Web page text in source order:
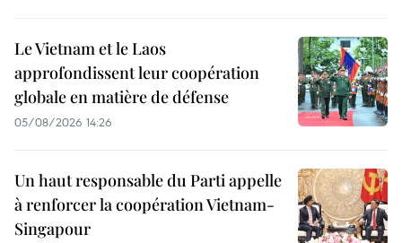
Le Vietnam et le Laos
approfondissent leur coopération
globale en matière de défense
05/08/2026 14:26
Un haut responsable du Parti appelle
à renforcer la coopération Vietnam-
Singapour